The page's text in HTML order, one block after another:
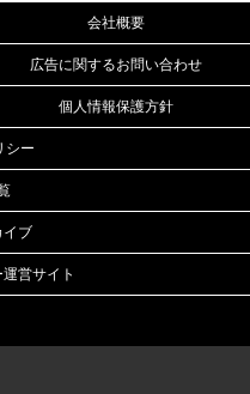
会社概要
広告に関するお問い合わせ
個人情報保護方針
シー
イブ
営サイト